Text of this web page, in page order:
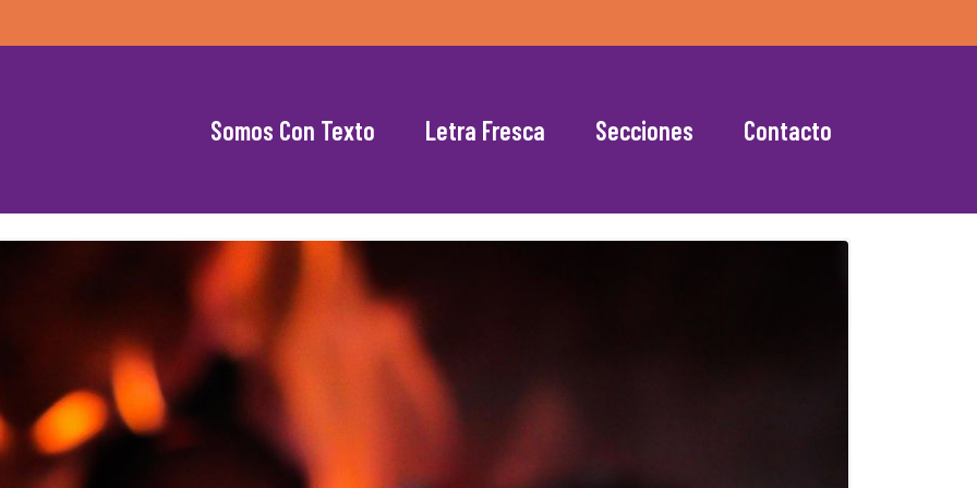
Somos Con Texto Letra Fresca Secciones Contacto